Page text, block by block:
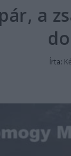
a
Írta: